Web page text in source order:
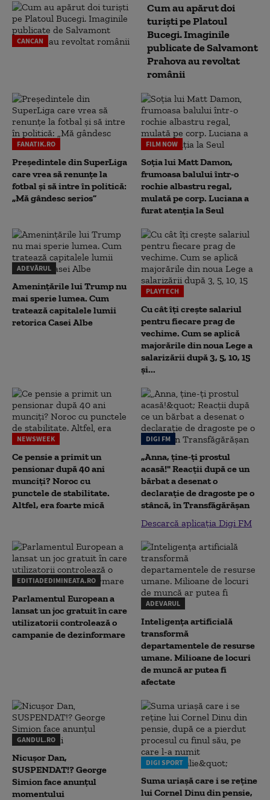
CANCAN
Cum au apărut doi
turiști pe Platoul
Bucegi. Imaginile
publicate de Salvamont
Prahova au revoltat
românii
FANATIK.RO
Președintele din SuperLiga
care vrea să renunțe la
fotbal și să intre în politică:
„Mă gândesc serios”
FILM NOW
Soția lui Matt Damon,
frumoasa balului într-o
rochie albastru regal,
mulată pe corp. Luciana a
furat atenția la Seul
ADEVĂRUL
Amenințările lui Trump nu
mai sperie lumea. Cum
tratează capitalele lumii
retorica Casei Albe
PLAYTECH
Cu cât îți crește salariul
pentru fiecare prag de
vechime. Cum se aplică
majorările din noua Lege a
salarizării după 3, 5, 10, 15
și...
NEWSWEEK
Ce pensie a primit un
pensionar după 40 ani
munciți? Noroc cu
punctele de stabilitate.
Altfel, era foarte mică
DIGI FM
„Anna, ţine-ţi prostul
acasă!" Reacţii după ce un
bărbat a desenat o
declaraţie de dragoste pe o
stâncă, în Transfăgărăşan
Descarcă aplicația Digi FM
EDITIADEDIMINEATA.RO
Parlamentul European a
lansat un joc gratuit în care
utilizatorii controlează o
campanie de dezinformare
ADEVARUL
Inteligența artificială
transformă
departamentele de resurse
umane. Milioane de locuri
de muncă ar putea fi
afectate
GANDUL.RO
Nicușor Dan,
SUSPENDAT!? George
Simion face anunțul
momentului
DIGI SPORT
Suma uriașă care i se reține
lui Cornel Dinu din pensie,